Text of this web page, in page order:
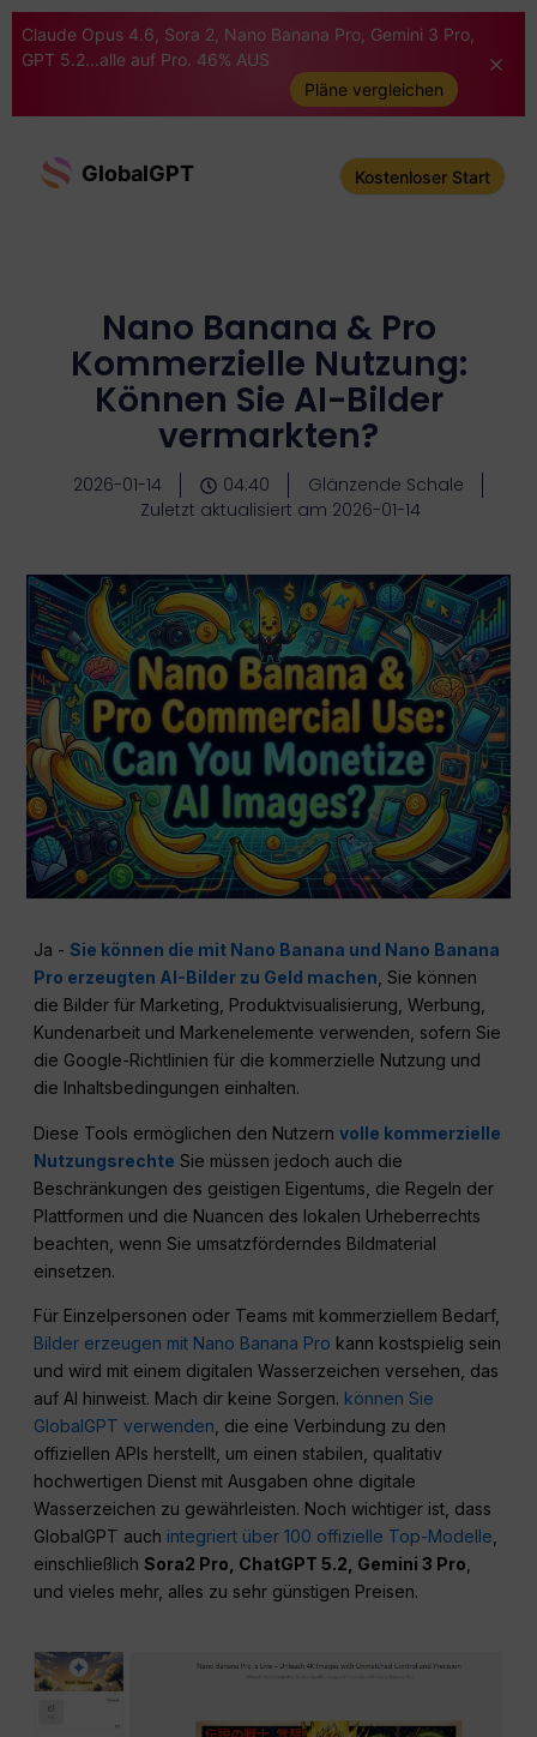
Claude Opus 4.6, Sora 2, Nano Banana Pro, Gemini 3 Pro,
GPT 5.2...alle auf Pro. 46% AUS
Pläne vergleichen
GlobalGPT Kostenloser Start
Nano Banana & Pro
Kommerzielle Nutzung:
Können Sie AI-Bilder
vermarkten?
2026-01-14 04:40
Glänzende Schale
Zuletzt aktualisiert am 2026-01-14
Ja -Sie können die mit Nano Banana und Nano Banana
Pro erzeugten AI-Bilder zu Geld machen , Sie können
die Bilder für Marketing, Produktvisualisierung, Werbung,
Kundenarbeit und Markenelemente verwenden, sofern Sie
die Google-Richtlinien für die kommerzielle Nutzung und
die Inhaltsbedingungen einhalten.
Diese Tools ermöglichen den Nutzernvolle kommerzielle
Nutzungsrechte Sie müssen jedoch auch die
Beschränkungen des geistigen Eigentums, die Regeln der
Plattformen und die Nuancen des lokalen Urheberrechts
beachten, wenn Sie umsatzförderndes Bildmaterial
einsetzen.
Für Einzelpersonen oder Teams mit kommerziellem Bedarf,
Bilder erzeugen mit Nano Banana Pro kann kostspielig sein
und wird mit einem digitalen Wasserzeichen versehen, das
auf AI hinweist. Mach dir keine Sorgen. können Sie
GlobalGPT verwenden , die eine Verbindung zu den
offiziellen APIs herstellt, um einen stabilen, qualitativ
hochwertigen Dienst mit Ausgaben ohne digitale
Wasserzeichen zu gewährleisten. Noch wichtiger ist, dass
GlobalGPT auch integriert über 100 offizielle Top-Modelle
einschließlichSora2 Pro ChatGPT 5.2, Gemini 3 Pro
und vieles mehr, alles zu sehr günstigen Preisen.